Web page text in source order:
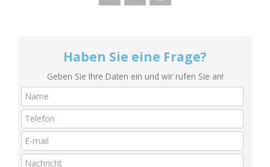
Haben Sie eine Frage?
Geben Sie Ihre Daten ein und wir rufen Sie an!